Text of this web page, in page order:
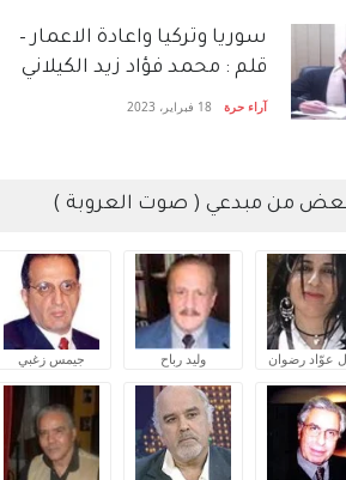
سوريا وتركيا واعادة الاعمار –
قلم : محمد فؤاد زيد الكيلاني
آراء حرة 18 فبراير، 2023
من مبدعي ( صوت العروبة )
عوّاد رضوان وليد رباح جيمس زغبي